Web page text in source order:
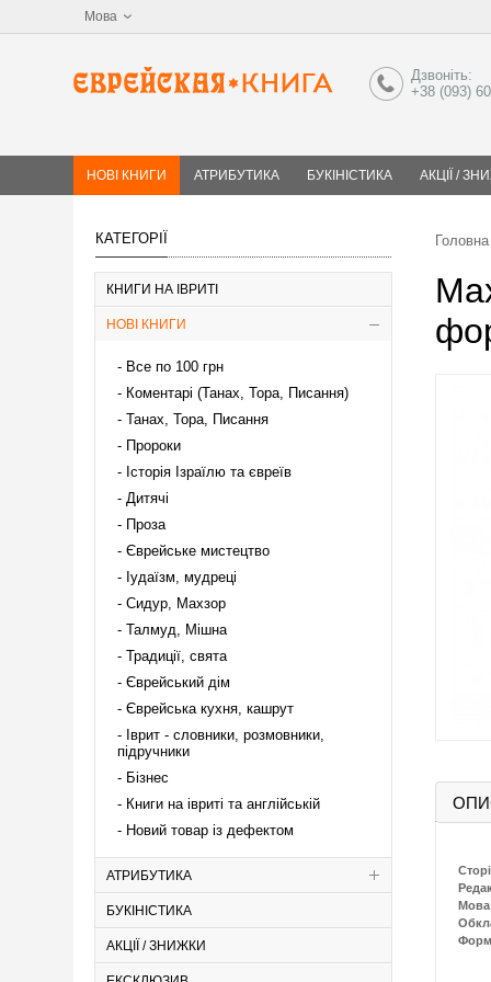
Мова
Дзвоніть:
+38 (093)
НОВІ КНИГИ АТРИБУТИКА БУКІНІСТИКА АКЦІЇ /
КАТЕГОРІЇ
КНИГИ НА ІВРИТІ
НОВІ КНИГИ
Все по 100 грн
Коментарі (Танах, Тора, Писання)
Танах, Тора, Писання
Пророки
Історія Ізраїлю та євреїв
Дитячі
Проза
Єврейське мистецтво
Іудаїзм, мудреці
Сидур, Махзор
Талмуд, Мішна
Традиції, свята
Єврейський дім
Єврейська кухня, кашрут
Іврит - словники, розмовники,
підручники
Бізнес
Книги на івриті та англійській
Новий товар із дефектом
АТРИБУТИКА
БУКІНІСТИКА
АКЦІЇ / ЗНИЖКИ
Головна